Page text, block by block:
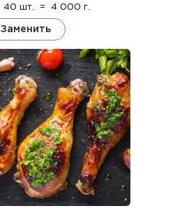
40 шт. = 4 000 г.
Заменить